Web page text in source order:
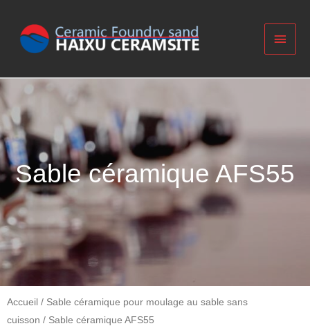
Sable céramique AFS55
Accueil / Sable céramique pour moulage au sable sans
cuisson / Sable céramique AFS55